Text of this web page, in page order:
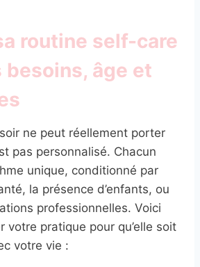
routine self-care
besoins, âge et
ne peut réellement porter
pas personnalisé. Chacun
unique, conditionné par
la présence d’enfants, ou
professionnelles. Voici
votre pratique pour qu’elle soit
votre vie :